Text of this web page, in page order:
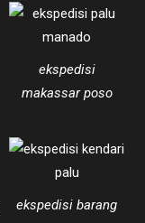
ekspedisi
makassar poso
ekspedisi barang